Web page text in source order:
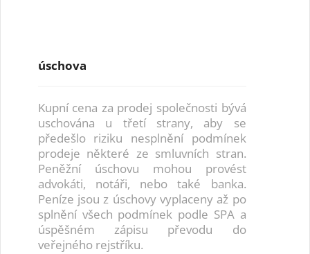
úschova
Kupní cena za prodej společnosti bývá
uschována u třetí strany, aby se
předešlo riziku nesplnění podmínek
prodeje některé ze smluvních stran.
Peněžní úschovu mohou provést
advokáti, notáři, nebo také banka.
Peníze jsou z úschovy vyplaceny až po
splnění všech podmínek podle SPA a
úspěšném zápisu převodu do
veřejného rejstříku.